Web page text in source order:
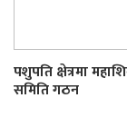
पशुपति क्षेत्रमा
समिति गठन